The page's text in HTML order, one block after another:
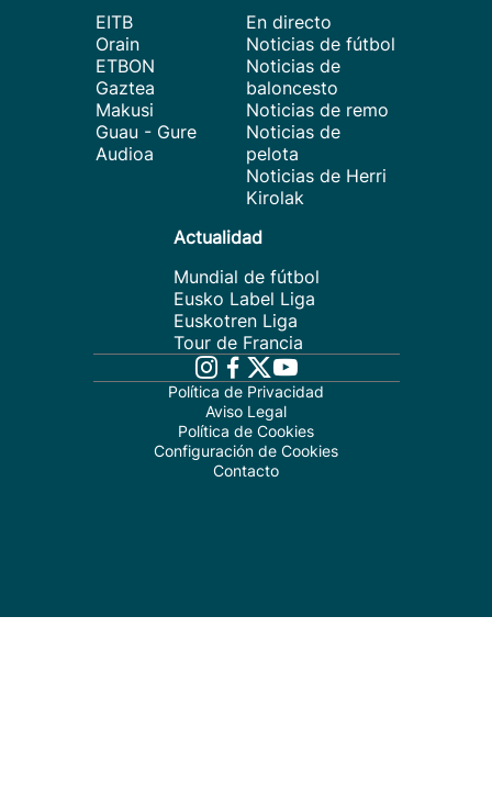
EITB
Orain
ETBON
Gaztea
Makusi
Guau - Gure
Audioa
En directo
Noticias de fútbol
Noticias de
baloncesto
Noticias de remo
Noticias de
pelota
Noticias de Herri
Kirolak
Actualidad
Mundial de fútbol
Eusko Label Liga
Euskotren Liga
Tour de Francia
Política de Privacidad
Aviso Legal
Política de Cookies
Configuración de Cookies
Contacto